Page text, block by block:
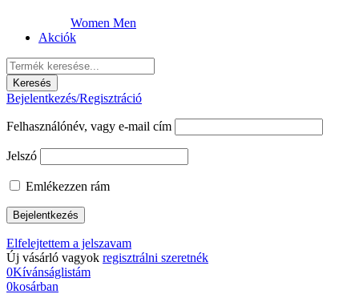
Women Men
Akciók
Bejelentkezés/Regisztráció
Felhasználónév, vagy e-mail cím
Jelszó
Emlékezzen rám
Elfelejtettem a jelszavam
Új vásárló vagyok regisztrálni szeretnék
0Kívánságlistám
0kosárban